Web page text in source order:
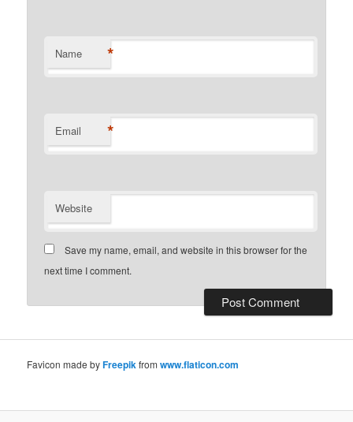
Name *
Email *
Website
Save my name, email, and website in this browser for the
next time I comment.
Favicon made byFreepikfromwww.flaticon.com